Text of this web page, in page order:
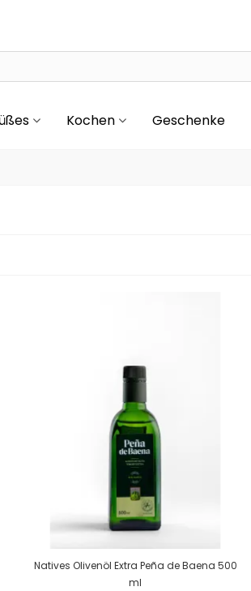
Kochen Geschenke
In Den Warenkorb
Natives Olivenöl Extra Peña de Baena 500
ml